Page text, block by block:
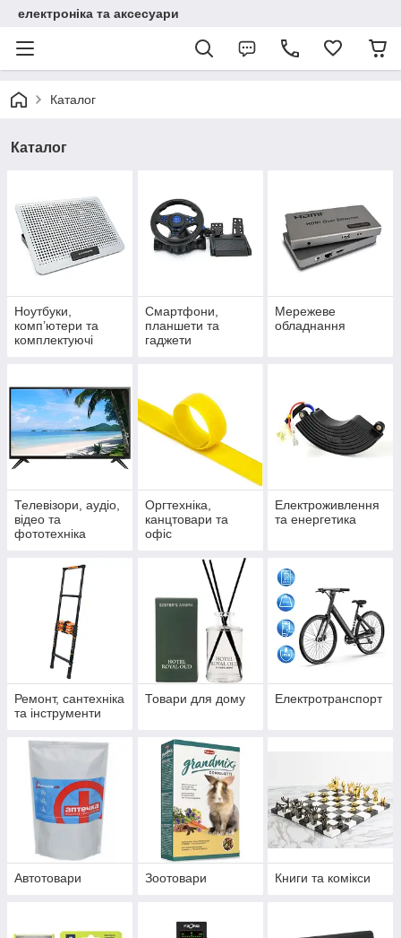
електроніка та аксесуари
Каталог
Каталог
Ноутбуки,
комп’ютери та
комплектуючі
Смартфони,
планшети та
гаджети
Мережеве
обладнання
Телевізори, аудіо,
відео та
фототехніка
Оргтехніка,
канцтовари та
офіс
Електроживлення
та енергетика
Ремонт, сантехніка
та інструменти
Товари для дому Електротранспорт
Автотовари Зоотовари Книги та комікси